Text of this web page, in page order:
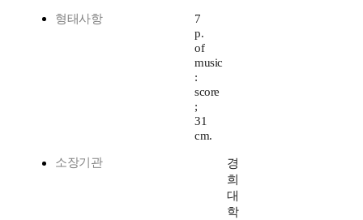
형태사항
7
p.
of
music
:
score
;
31
cm.
소장기관
경
희
대
학